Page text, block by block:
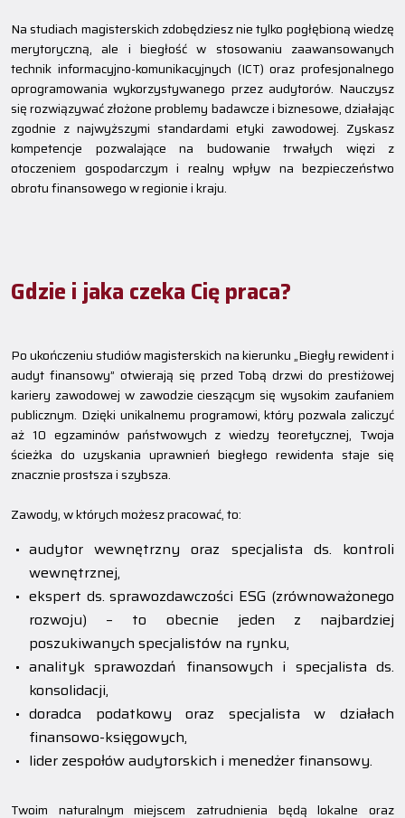
Na studiach magisterskich zdobędziesz nie tylko pogłębioną wiedzę
merytoryczną, ale i biegłość w stosowaniu zaawansowanych
technik informacyjno-komunikacyjnych (ICT) oraz profesjonalnego
oprogramowania wykorzystywanego przez audytorów. Nauczysz
się rozwiązywać złożone problemy badawcze i biznesowe, działając
zgodnie z najwyższymi standardami etyki zawodowej. Zyskasz
kompetencje pozwalające na budowanie trwałych więzi z
otoczeniem gospodarczym i realny wpływ na bezpieczeństwo
obrotu finansowego w regionie i kraju.
Gdzie i jaka czeka Cię praca?
Po ukończeniu studiów magisterskich na kierunku „Biegły rewident i
audyt finansowy” otwierają się przed Tobą drzwi do prestiżowej
kariery zawodowej w zawodzie cieszącym się wysokim zaufaniem
publicznym. Dzięki unikalnemu programowi, który pozwala zaliczyć
aż 10 egzaminów państwowych z wiedzy teoretycznej, Twoja
ścieżka do uzyskania uprawnień biegłego rewidenta staje się
znacznie prostsza i szybsza.
Zawody, w których możesz pracować, to:
audytor wewnętrzny oraz specjalista ds. kontroli
wewnętrznej,
ekspert ds. sprawozdawczości ESG (zrównoważonego
rozwoju) – to obecnie jeden z najbardziej
poszukiwanych specjalistów na rynku,
analityk sprawozdań finansowych i specjalista ds.
konsolidacji,
doradca podatkowy oraz specjalista w działach
finansowo-księgowych,
lider zespołów audytorskich i menedżer finansowy.
Twoim naturalnym miejscem zatrudnienia będą lokalne oraz